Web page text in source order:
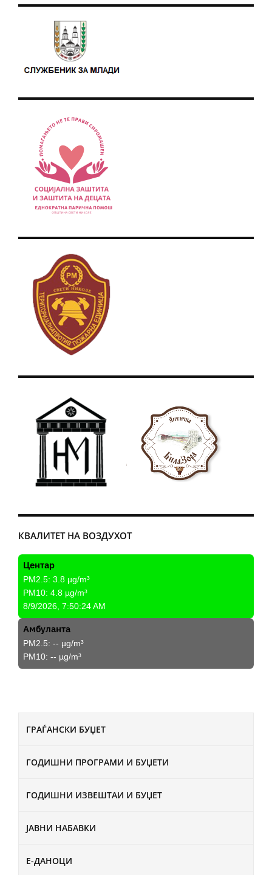
ГРАЃАНСКИ БУЏЕТ
ГОДИШНИ ПРОГРАМИ И БУЏЕТИ
ГОДИШНИ ИЗВЕШТАИ И БУЏЕТ
ЈАВНИ НАБАВКИ
Е-ДАНОЦИ
КВАЛИТЕТ НА ВОЗДУХОТ
Центар
PM2.5: 3.8 µg/m³
PM10: 4.8 µg/m³
8/9/2026, 7:50:24 AM
Амбуланта
PM2.5: -- µg/m³
PM10: -- µg/m³